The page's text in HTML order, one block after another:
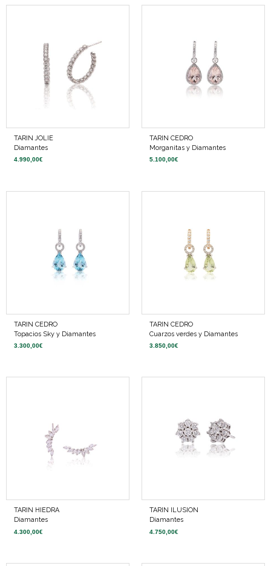
TARIN JOLIE
Diamantes
4.990,00€
TARIN CEDRO
Morganitas y Diamantes
5.100,00€
TARIN CEDRO
Topacios Sky y Diamantes
3.300,00€
TARIN CEDRO
Cuarzos verdes y Diamantes
3.850,00€
TARIN HIEDRA
Diamantes
4.300,00€
TARIN ILUSION
Diamantes
4.750,00€